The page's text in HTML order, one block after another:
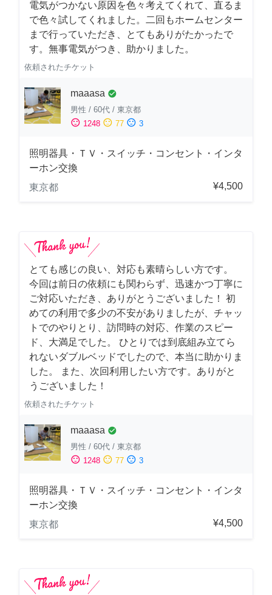
電気がつかない原因を色々考えてくれて、直るま
で色々試してくれました。二回もホームセンター
まで行っていただき、とてもありがたかったで
す。無事電気がつき、助かりました。
依頼されたチケット
maaasa check_circle
男性 / 60代 / 東京都
sentiment_satisfied 1248 sentiment_neutral 77 sentiment_dissatisfied 3
照明器具・ＴＶ・スイッチ・コンセント・インタ
ーホン交換
東京都
¥4,500
とても感じの良い、対応も素晴らしい方です。
今回は前日の依頼にも関わらず、迅速かつ丁寧に
ご対応いただき、ありがとうございました！ 初
めての利用で多少の不安がありましたが、チャッ
トでのやりとり、訪問時の対応、作業のスピー
ド、大満足でした。 ひとりでは到底組み立てら
れないダブルベッドでしたので、本当に助かりま
した。 また、次回利用したい方です。ありがと
うございました！
依頼されたチケット
maaasa check_circle
男性 / 60代 / 東京都
sentiment_satisfied 1248 sentiment_neutral 77 sentiment_dissatisfied 3
照明器具・ＴＶ・スイッチ・コンセント・インタ
ーホン交換
東京都
¥4,500